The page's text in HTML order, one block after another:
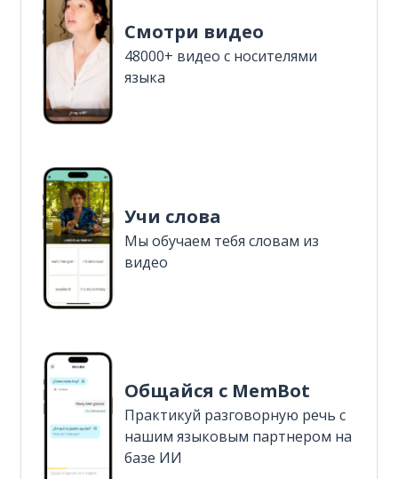
Смотри видео
48000+ видео с носителями
языка
Учи слова
Мы обучаем тебя словам из
видео
Общайся с MemBot
Практикуй разговорную речь с
нашим языковым партнером на
базе ИИ